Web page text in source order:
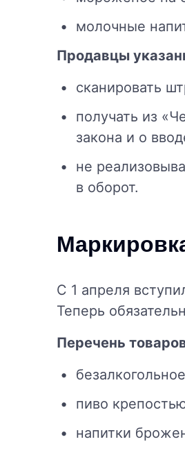
молочные
Продавцы
сканировать
получать из
закона и о
не
в оборот.
С 1 апреля
Теперь
Перечень
пиво
напитки